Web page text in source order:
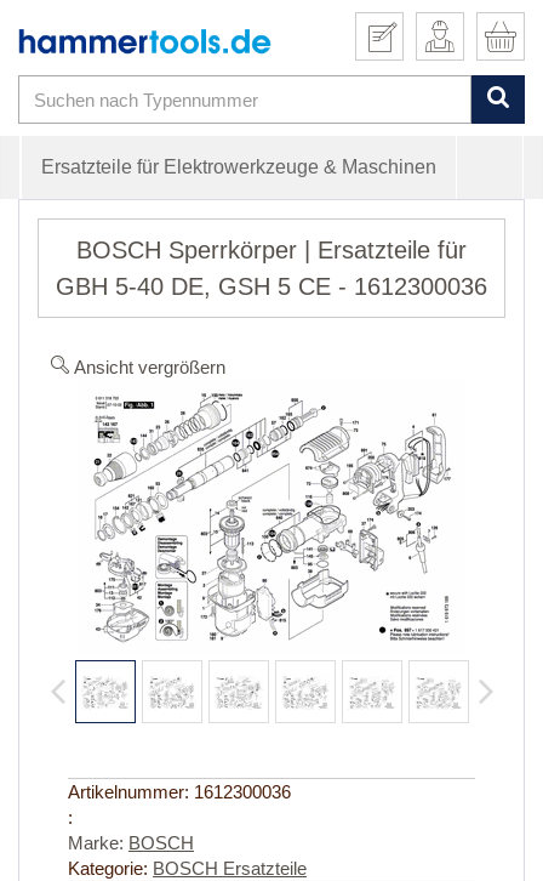
Ersatzteile für Elektrowerkzeuge & Maschinen
BOSCH Sperrkörper | Ersatzteile für
GBH 5-40 DE, GSH 5 CE - 1612300036
Ansicht vergrößern
Artikelnummer: 1612300036
:
Marke: BOSCH
Kategorie: BOSCH Ersatzteile